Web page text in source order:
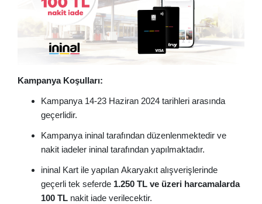
Kampanya Koşulları:
Kampanya 14-23 Haziran 2024 tarihleri arasında
geçerlidir.
Kampanya ininal tarafından düzenlenmektedir ve
nakit iadeler ininal tarafından yapılmaktadır.
ininal Kart ile yapılan Akaryakıt alışverişlerinde
geçerli tek seferde 1.250 TL ve üzeri harcamalarda
100 TL nakit iade verilecektir.